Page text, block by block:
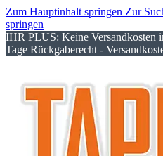
Zum Hauptinhalt springen Zur
springen
IHR PLUS: Keine Versandkosten
Tage Rückgaberecht -